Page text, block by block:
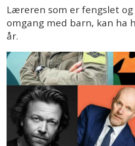
Læreren som er fengslet
omgang med barn, kan ha
år.